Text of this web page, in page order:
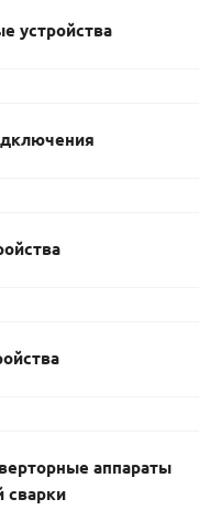
устройства
аппараты
сварки